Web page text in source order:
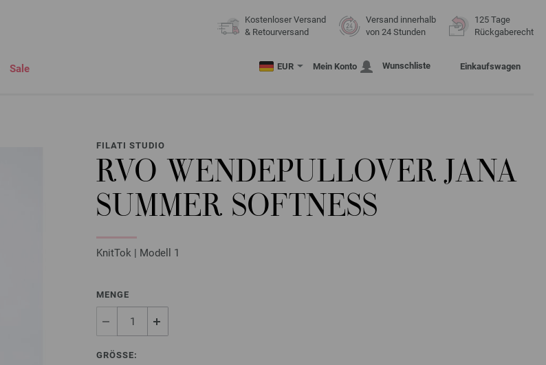
Kostenloser Versand
& Retourversand
Versand innerhalb
von 24 Stunden
125 Tage
Rückgaberecht
Sale EUR Mein Konto Wunschliste Einkaufswagen
FILATI STUDIO
RVO WENDEPULLOVER JANA
SUMMER SOFTNESS
KnitTok | Modell 1
MENGE
GRÖSSE: